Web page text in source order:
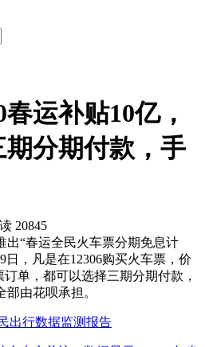
运补贴10亿，
分期付款，手
20845
出“春运全民火车票分期免息计
日，凡是在12306购买火车票，价
单，都可以选择三期分期付款，
由花呗承担。
出行数据监测报告